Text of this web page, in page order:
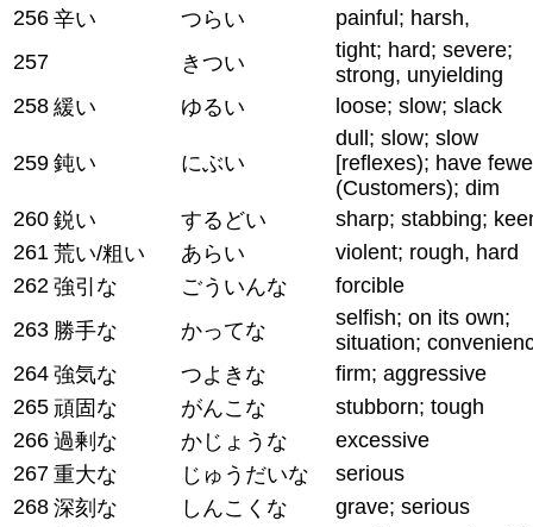
256 辛い つらい
painful; harsh,
257
きつい
tight; hard; severe;
strong, unyielding
258 緩い ゆるい loose; slow; slack
259 鈍い にぶい
dull; slow; slow
[reflexes); have
(Customers); dim
260 鋭い するどい
sharp; stabbing;
261 荒い/粗い あらい
violent; rough, hard
262 強引な ごういんな
forcible
263 勝手な かってな
selfish; on its own;
situation;
264 強気な つよきな
firm; aggressive
265 頑固な がんこな
stubborn; tough
266 過剰な かじょうな
excessive
267 重大な じゅうだいな
serious
268 深刻な しんこくな
grave; serious